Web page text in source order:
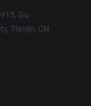
Gu
Tianjin, CN